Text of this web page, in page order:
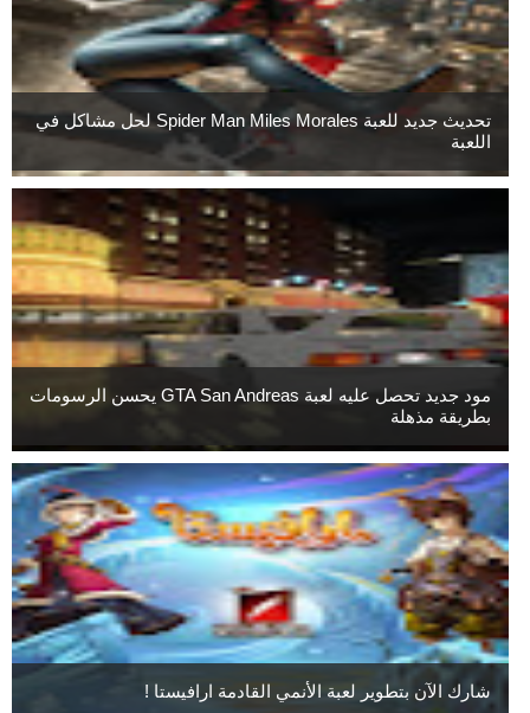
تحديث جديد للعبة Spider Man Miles Morales لحل مشاكل في
اللعبة
مود جديد تحصل عليه لعبة GTA San Andreas يحسن الرسومات
بطريقة مذهلة
شارك الآن بتطوير لعبة الأنمي القادمة ارافيستا !